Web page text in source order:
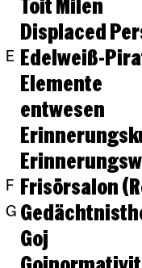
Displaced
E Edelweiß-
Elemente
entwesen
F Frisörsalon
G
Goj